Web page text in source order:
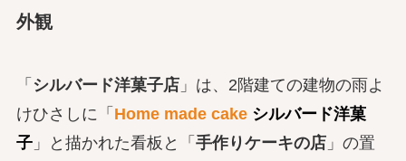
外観
「 シルバード洋菓子店」は、2階建ての建物の雨よ
けひさしに「 Home made cake シルバード洋菓
子」と描かれた看板と「 手作りケーキの店」の置